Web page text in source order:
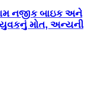
નજીક બાઇક અને
મોત, અન્યની